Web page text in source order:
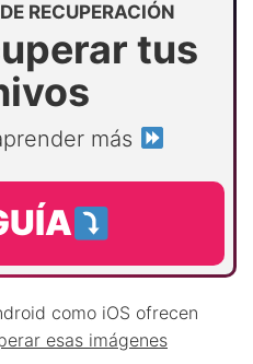
RECUPERACIÓN
tus
más
como iOS ofrecen
esas imágenes